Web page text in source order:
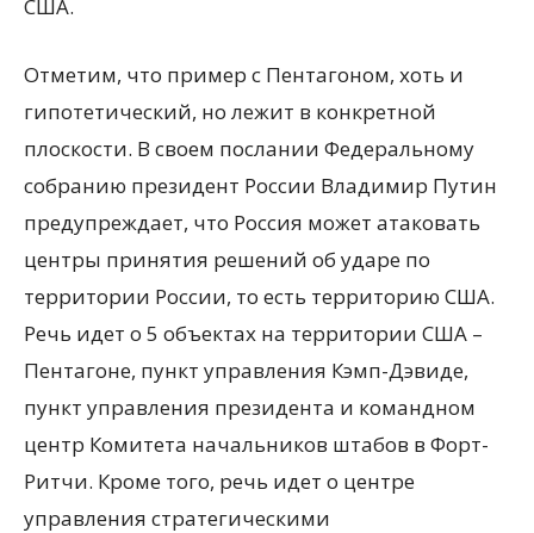
США.
Отметим, что пример с Пентагоном, хоть и
гипотетический, но лежит в конкретной
плоскости. В своем послании Федеральному
собранию президент России Владимир Путин
предупреждает, что Россия может атаковать
центры принятия решений об ударе по
территории России, то есть территорию США.
Речь идет о 5 объектах на территории США –
Пентагоне, пункт управления Кэмп-Дэвиде,
пункт управления президента и командном
центр Комитета начальников штабов в Форт-
Ритчи. Кроме того, речь идет о центре
управления стратегическими